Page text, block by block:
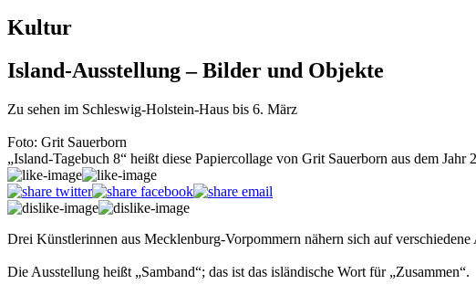
Kultur
Island-Ausstellung – Bilder und Objekte
Zu sehen im Schleswig-Holstein-Haus bis 6. März
Foto: Grit Sauerborn
„Island-Tagebuch 8“ heißt diese Papiercollage von Grit Sauerborn aus dem Jahr
Drei Künstlerinnen aus Mecklenburg-Vorpommern nähern sich auf
Die Ausstellung heißt „Samband“; das ist das isländische Wort für „Zusammen“.